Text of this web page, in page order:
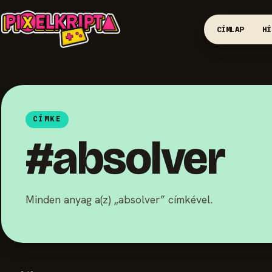
CÍMLAP
CÍMKE
#absolver
Minden anyag a(z) „absolver” címkével.